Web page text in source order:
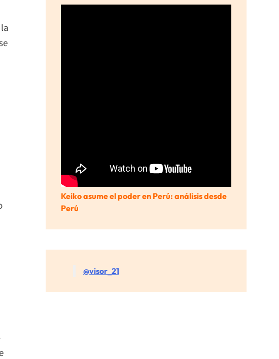
Keiko asume el poder en Perú: análisis desde
Perú
@visor_21